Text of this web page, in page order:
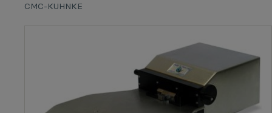
CMC-KUHNKE